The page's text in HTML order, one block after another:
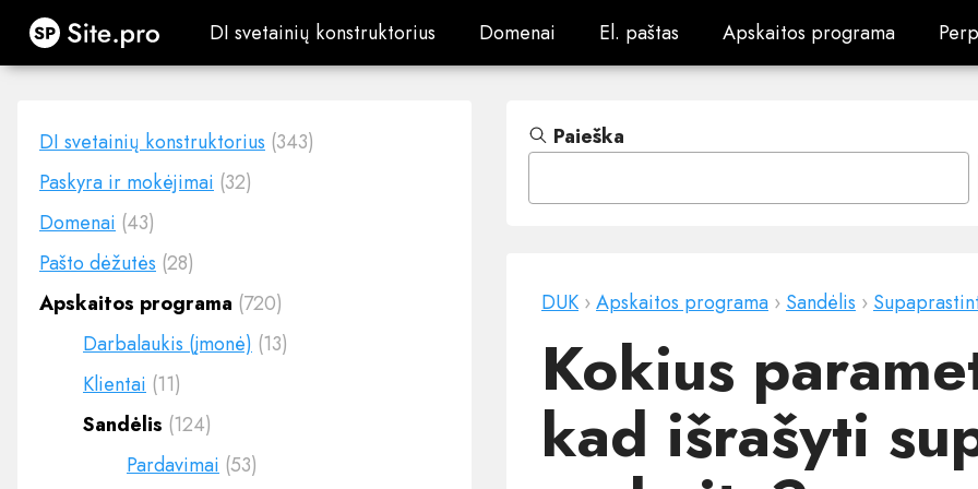
Site.pro DI svetainių konstruktorius
DI svetainių konstruktorius Domenai
Domenai El. paštas
El. paštas Apskaitos programa
Apskaitos programa
DI svetainių konstruktorius (343)
Paskyra ir mokėjimai (32)
Domenai (43)
Pašto dėžutės (28)
Apskaitos programa (720)
Darbalaukis (įmonė) (13)
Klientai (11)
Sandėlis (124)
Pardavimai (53)
Paieška
DUK ›Apskaitos programa › Sandėlis ›
Kokius
kad išrašyti